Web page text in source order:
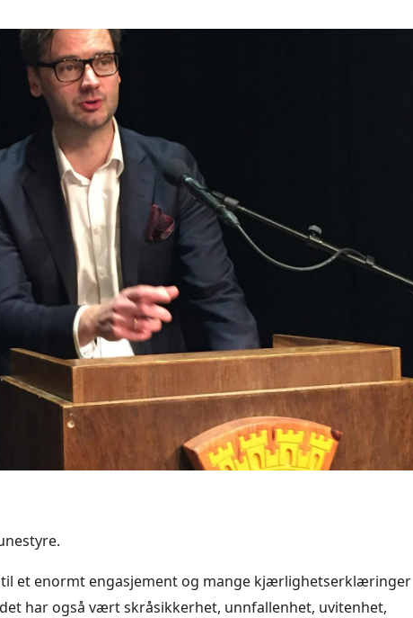
et enormt engasjement og mange kjærlighetserklæringer
har også vært skråsikkerhet, unnfallenhet, uvitenhet,